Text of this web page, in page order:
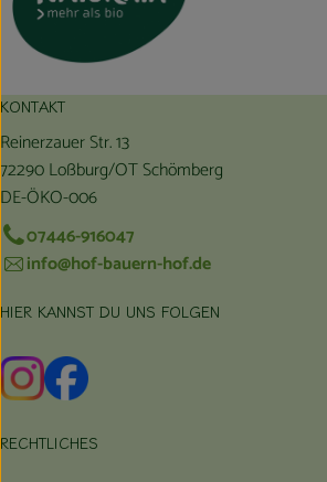
KONTAKT
Reinerzauer Str. 13
72290 Loßburg/OT Schömberg
DE-ÖKO-006
07446-916047
info@hof-bauern-hof.de
HIER KANNST DU UNS FOLGEN
Externer Link zu https://
Externer Link zu https://
RECHTLICHES